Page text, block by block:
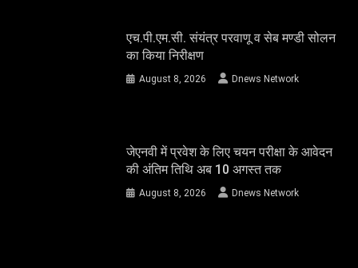
एच.पी.एम.सी. संयंत्र परवाणू व सेब मण्डी सोलन
का किया निरीक्षण
August 8, 2026 Dnews Network
जेएनवी में प्रवेश के लिए चयन परीक्षा के आवेदन
की अंतिम तिथि अब 10 अगस्त तक
August 8, 2026 Dnews Network